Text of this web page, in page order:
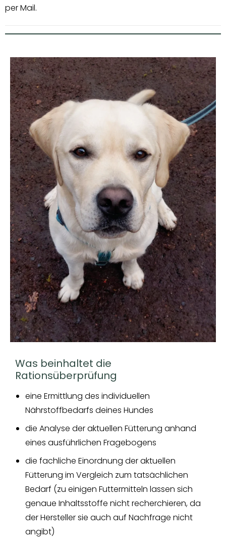
per Mail.
Was beinhaltet die
Rationsüberprüfung
eine Ermittlung des individuellen
Nährstoffbedarfs deines Hundes
die Analyse der aktuellen Fütterung anhand
eines ausführlichen Fragebogens
die fachliche Einordnung der aktuellen
Fütterung im Vergleich zum tatsächlichen
Bedarf (zu einigen Futtermitteln lassen sich
genaue Inhaltsstoffe nicht recherchieren, da
der Hersteller sie auch auf Nachfrage nicht
angibt)